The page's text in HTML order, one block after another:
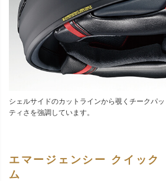
シェルサイドのカットラインから覗くチークパ
ティさを強調しています。
エマージェンシー クイック
ム